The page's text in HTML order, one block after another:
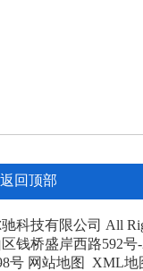
返回顶部
科技有限公司 All
钱桥盛岸西路592号-
号 网站地图 XML地